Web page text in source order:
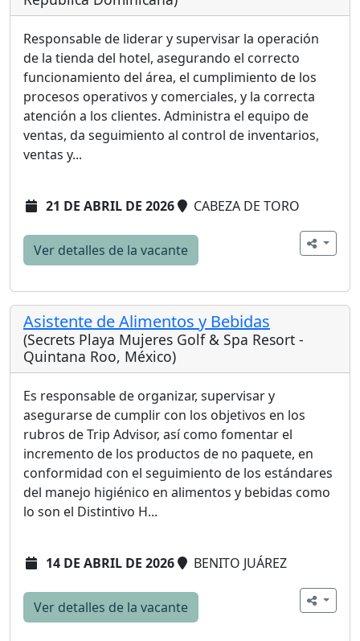
Responsable de liderar y supervisar la operación
de la tienda del hotel, asegurando el correcto
funcionamiento del área, el cumplimiento de los
procesos operativos y comerciales, y la correcta
atención a los clientes. Administra el equipo de
ventas, da seguimiento al control de inventarios,
ventas y...
21 DE ABRIL DE 2026 CABEZA DE TORO
Ver detalles de la vacante
Asistente de Alimentos y Bebidas
(Secrets Playa Mujeres Golf & Spa Resort -
Quintana Roo, México)
Es responsable de organizar, supervisar y
asegurarse de cumplir con los objetivos en los
rubros de Trip Advisor, así como fomentar el
incremento de los productos de no paquete, en
conformidad con el seguimiento de los estándares
del manejo higiénico en alimentos y bebidas como
lo son el Distintivo H...
14 DE ABRIL DE 2026 BENITO JUÁREZ
Ver detalles de la vacante